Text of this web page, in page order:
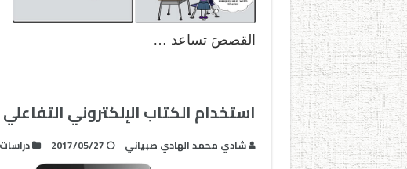
القصصَ تساعد …
استخدام الكتاب الإلكتروني
شادي محمد الهادي صبياني 2017/05/27 دراسات